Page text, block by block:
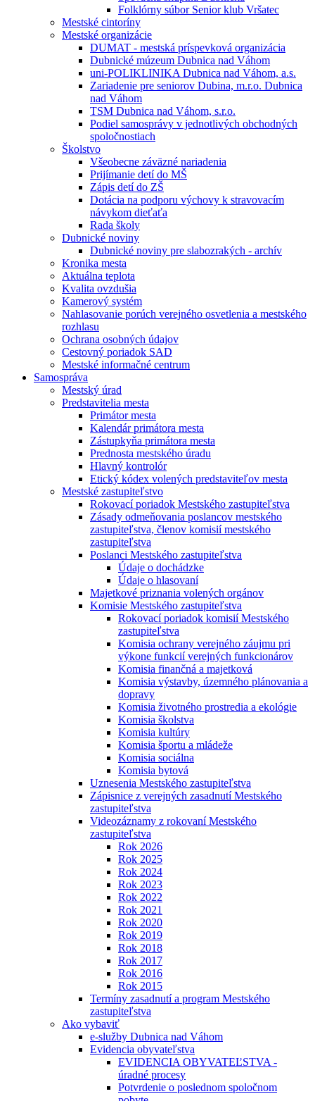
Folklórny súbor Senior klub Vršatec
Mestské cintoríny
Mestské organizácie
DUMAT - mestská príspevková organizácia
Dubnické múzeum Dubnica nad Váhom
uni-POLIKLINIKA Dubnica nad Váhom, a.s.
Zariadenie pre seniorov Dubina, m.r.o. Dubnica
nad Váhom
TSM Dubnica nad Váhom, s.r.o.
Podiel samosprávy v jednotlivých obchodných
spoločnostiach
Školstvo
Všeobecne záväzné nariadenia
Prijímanie detí do MŠ
Zápis detí do ZŠ
Dotácia na podporu výchovy k stravovacím
návykom dieťaťa
Rada školy
Dubnické noviny
Dubnické noviny pre slabozrakých - archív
Kronika mesta
Aktuálna teplota
Kvalita ovzdušia
Kamerový systém
Nahlasovanie porúch verejného osvetlenia a mestského
rozhlasu
Ochrana osobných údajov
Cestovný poriadok SAD
Mestské informačné centrum
Samospráva
Mestský úrad
Predstavitelia mesta
Primátor mesta
Kalendár primátora mesta
Zástupkyňa primátora mesta
Prednosta mestského úradu
Hlavný kontrolór
Etický kódex volených predstaviteľov mesta
Mestské zastupiteľstvo
Rokovací poriadok Mestského zastupiteľstva
Zásady odmeňovania poslancov mestského
zastupiteľstva, členov komisií mestského
zastupiteľstva
Poslanci Mestského zastupiteľstva
Údaje o dochádzke
Údaje o hlasovaní
Majetkové priznania volených orgánov
Komisie Mestského zastupiteľstva
Rokovací poriadok komisií Mestského
zastupiteľstva
Komisia ochrany verejného záujmu pri
výkone funkcií verejných funkcionárov
Komisia finančná a majetková
Komisia výstavby, územného plánovania a
dopravy
Komisia životného prostredia a ekológie
Komisia školstva
Komisia kultúry
Komisia športu a mládeže
Komisia sociálna
Komisia bytová
Uznesenia Mestského zastupiteľstva
Zápisnice z verejných zasadnutí Mestského
zastupiteľstva
Videozáznamy z rokovaní Mestského
zastupiteľstva
Rok 2026
Rok 2025
Rok 2024
Rok 2023
Rok 2022
Rok 2021
Rok 2020
Rok 2019
Rok 2018
Rok 2017
Rok 2016
Rok 2015
Termíny zasadnutí a program Mestského
zastupiteľstva
Ako vybaviť
e-služby Dubnica nad Váhom
Evidencia obyvateľstva
EVIDENCIA OBYVATEĽSTVA -
úradné procesy
Potvrdenie o poslednom spoločnom